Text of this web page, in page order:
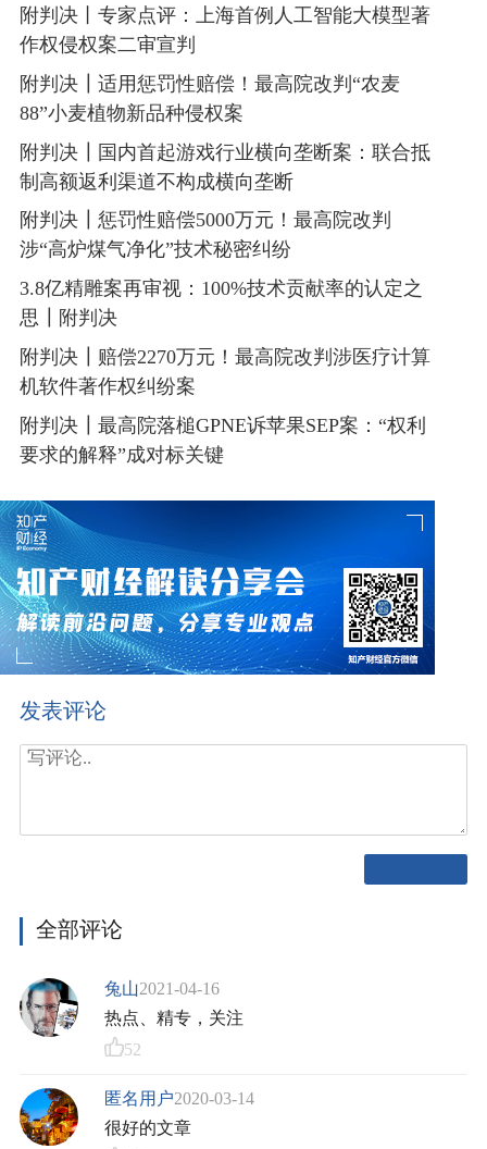
附判决丨专家点评：上海首例人工智能大模型著
作权侵权案二审宣判
附判决┃适用惩罚性赔偿！最高院改判“农麦
88”小麦植物新品种侵权案
附判决┃国内首起游戏行业横向垄断案：联合抵
制高额返利渠道不构成横向垄断
附判决┃惩罚性赔偿5000万元！最高院改判
涉“高炉煤气净化”技术秘密纠纷
3.8亿精雕案再审视：100%技术贡献率的认定之
思┃附判决
附判决┃赔偿2270万元！最高院改判涉医疗计算
机软件著作权纠纷案
附判决┃最高院落槌GPNE诉苹果SEP案：“权利
要求的解释”成对标关键
发表评论
全部评论
兔山2021-04-16
热点、精专，关注
52
匿名用户2020-03-14
很好的文章